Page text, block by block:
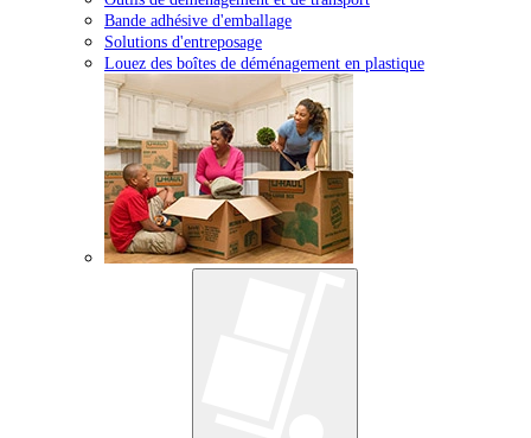
Bande adhésive d'emballage
Solutions d'entreposage
Louez des boîtes de déménagement en plastique